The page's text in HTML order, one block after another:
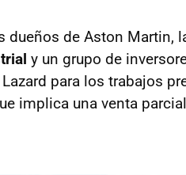
dueños de Aston Martin,
y un grupo de
para los trabajos
implica una venta